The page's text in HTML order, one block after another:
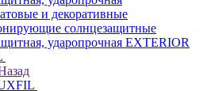
и декоративные
солнцезащитные
ударопрочная EXTERIOR